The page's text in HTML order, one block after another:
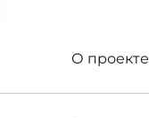
О проекте